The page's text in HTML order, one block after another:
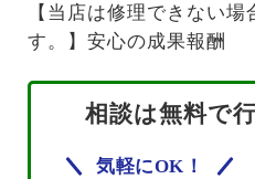
【当店は修理できない
す。】安心の成果報酬
相談は無料で
気軽にOK！